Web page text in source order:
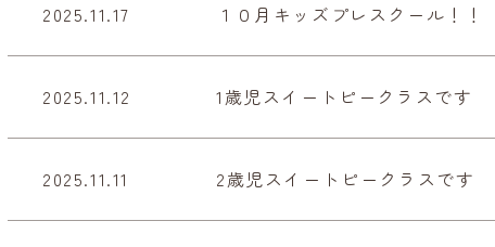
2025.11.17 １０月キッズプレスクール！！
2025.11.12 1歳児スイートピークラスです
2025.11.11 2歳児スイートピークラスです